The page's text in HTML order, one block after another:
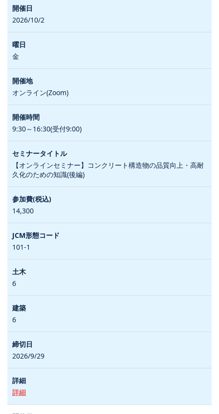
2026/10/2
金
オンライン(Zoom)
9:30～16:30(受付9:00)
【オンラインセミナー】コンクリート構造物の品質向上・高耐
久化のための知識(後編)
14,300
101-1
6
6
2026/9/29
詳細